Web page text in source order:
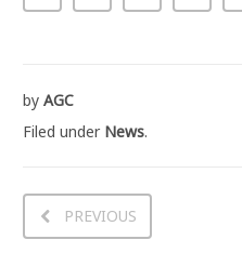
by AGC
Filed under News.
PREVIOUS